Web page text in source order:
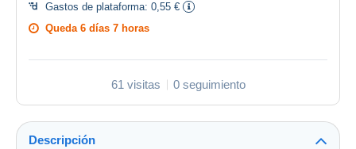
Gastos de plataforma: 0,55 €
Queda 6 días 7 horas
61 visitas 0 seguimiento
Descripción